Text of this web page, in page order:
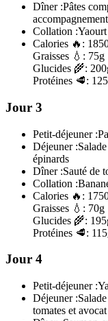
Dîner :Pâtes
Collation :
Calories 🔥:
Graisses 💧: 75g
Glucides 🌾:
Protéines 🥩:
Jour 3
Petit-déjeuner :
Déjeuner :
épinards
Dîner :Sauté de
Collation :
Calories 🔥:
Graisses 💧: 70g
Glucides 🌾:
Protéines 🥩:
Jour 4
Petit-déjeuner :
Déjeuner :
tomates et avocat